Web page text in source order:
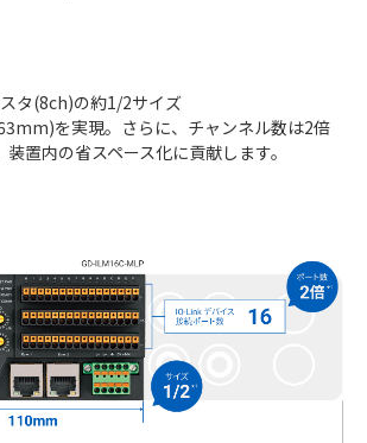
タ(8ch)の約1/2サイズ
を実現。さらに、チャンネル数は2倍
置内の省スペース化に貢献します。